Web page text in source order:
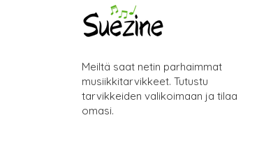
Meiltä saat netin parhaimmat
musiikkitarvikkeet. Tutustu
tarvikkeiden valikoimaan ja tilaa
omasi.